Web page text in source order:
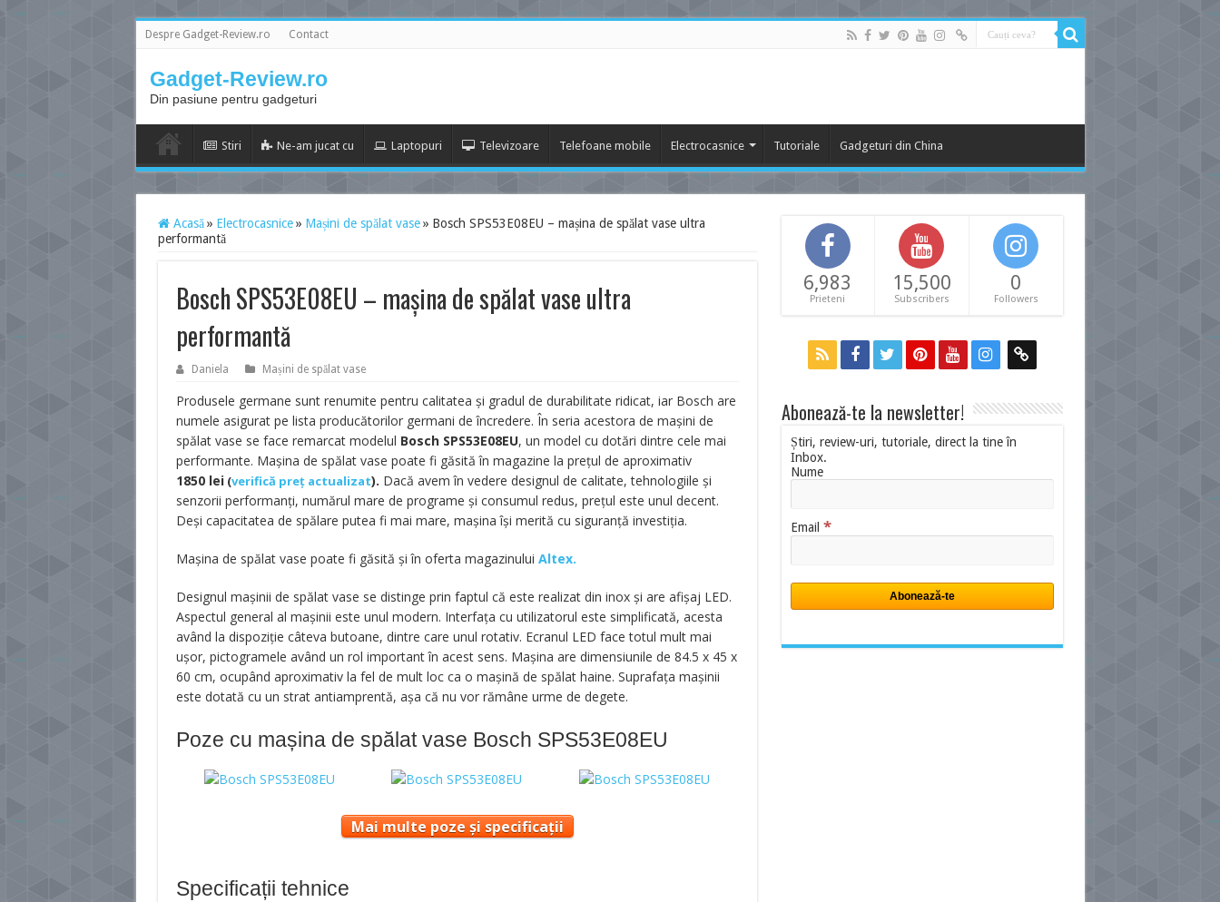
Despre Gadget-Review.ro Contact
Gadget-Review.ro
Din pasiune pentru gadgeturi
Stiri Ne-am jucat cu Laptopuri Televizoare Telefoane mobile Electrocasnice Tutoriale Gadgeturi din China
Acasă » Electrocasnice » Mașini de spălat vase » Bosch SPS53E08EU – mașina de spălat vase ultra
performantă
Bosch SPS53E08EU – mașina de spălat vase ultra
performantă
Daniela Mașini de spălat vase
Produsele germane sunt renumite pentru calitatea și gradul de durabilitate ridicat, iar Bosch are
numele asigurat pe lista producătorilor germani de încredere. În seria acestora de mașini de
spălat vase se face remarcat modelul Bosch SPS53E08EU, un model cu dotări dintre cele mai
performante. Mașina de spălat vase poate fi găsită în magazine la prețul de aproximativ
1850 lei(verifică preț actualizat). Dacă avem în vedere designul de calitate, tehnologiile și
senzorii performanți, numărul mare de programe și consumul redus, prețul este unul decent.
Deși capacitatea de spălare putea fi mai mare, mașina își merită cu siguranță investiția.
Mașina de spălat vase poate fi găsită și în oferta magazinului Altex.
Designul mașinii de spălat vase se distinge prin faptul că este realizat din inox și are afișaj LED.
Aspectul general al mașinii este unul modern. Interfața cu utilizatorul este simplificată, acesta
având la dispoziție câteva butoane, dintre care unul rotativ. Ecranul LED face totul mult mai
ușor, pictogramele având un rol important în acest sens. Mașina are dimensiunile de 84.5 x 45 x
60 cm, ocupând aproximativ la fel de mult loc ca o mașină de spălat haine. Suprafața mașinii
este dotată cu un strat antiamprentă, așa că nu vor rămâne urme de degete.
Poze cu mașina de spălat vase Bosch SPS53E08EU
Mai multe poze și specificații
Specificații tehnice
6,983
Prieteni
15,500
Subscribers
0
Followers
Abonează-te la newsletter!
Știri, review-uri, tutoriale, direct la tine în
Inbox.
Nume
Email *